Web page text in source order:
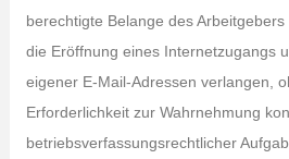
berechtigte Belange des Arbeitgebers
die Eröffnung eines Internetzugangs
eigener E-Mail-Adressen verlangen,
Erforderlichkeit zur Wahrnehmung
betriebsverfassungsrechtlicher